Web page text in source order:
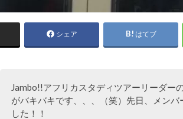
シェア はてブ
Jambo!!アフリカスタディツアーリーダー
がバキバキです、、、（笑）先日、メン
した！！